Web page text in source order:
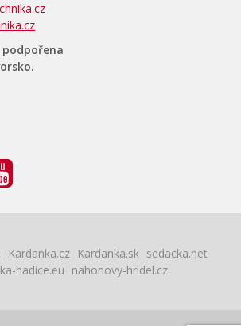
Kardanka.cz Kardanka.sk sedacka.net
hadice.eu nahonovy-hridel.cz